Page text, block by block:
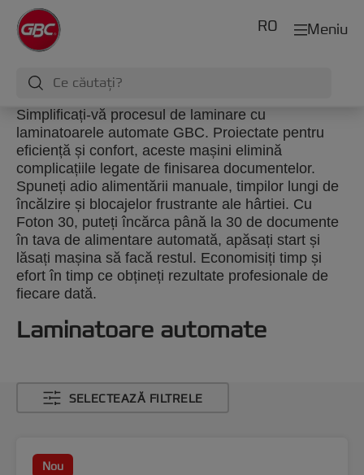
Meniu
RO
Simplificați-vă procesul de laminare cu
laminatoarele automate GBC. Proiectate pentru
eficiență și confort, aceste mașini elimină
complicațiile legate de finisarea documentelor.
Spuneți adio alimentării manuale, timpilor lungi de
încălzire și blocajelor frustrante ale hârtiei. Cu
Foton 30, puteți încărca până la 30 de documente
în tava de alimentare automată, apăsați start și
lăsați mașina să facă restul. Economisiți timp și
efort în timp ce obțineți rezultate profesionale de
fiecare dată.
Laminatoare automate
SELECTEAZĂ FILTRELE
Nou